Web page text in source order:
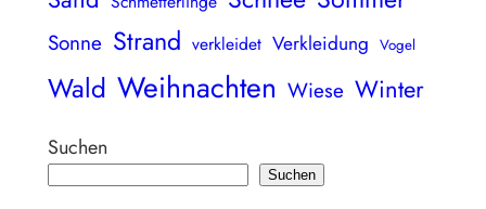
Sonne Strand verkleidet Verkleidung Vogel
Wald Weihnachten Wiese Winter
Suchen
Suchen